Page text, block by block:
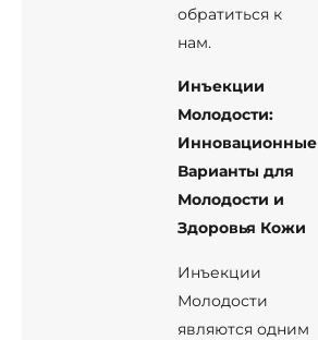
обратиться к
нам.
Инъекции
Молодости:
Инновационные
Варианты для
Молодости и
Здоровья Кожи
Инъекции
Молодости
являются одним